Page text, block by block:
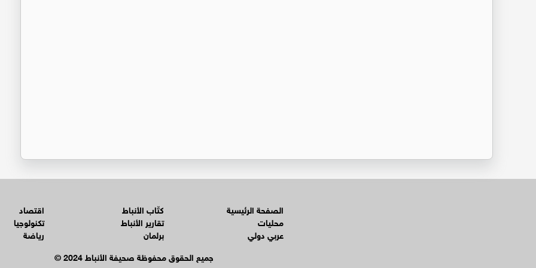
الصفحة الرئيسية
محليات
عربي دولي
كتّاب الأنباط
تقارير الأنباط
برلمان
اقتصاد
تكنولوجيا
رياضة
© جميع الحقوق محفوظة صحيفة الأنباط 2024